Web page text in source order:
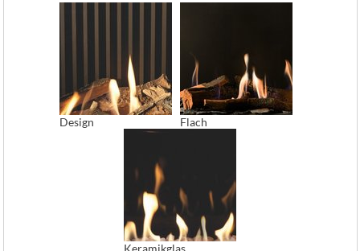
Design Flach
Keramikglas